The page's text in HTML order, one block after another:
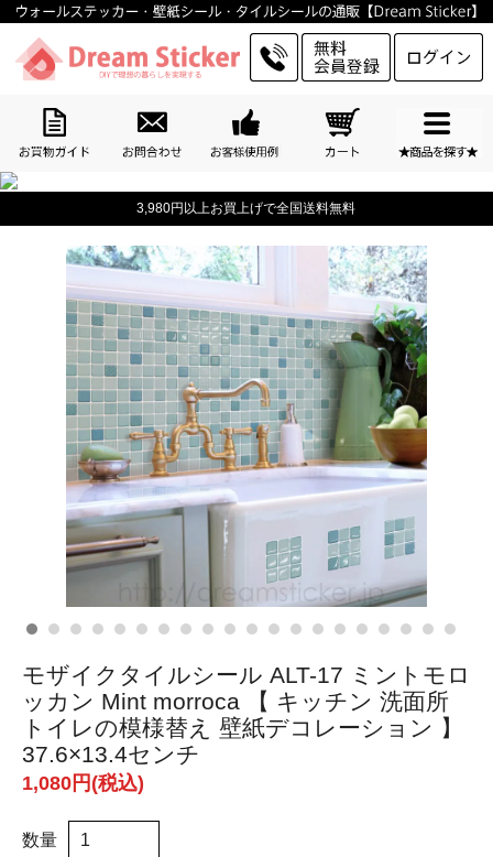
3,980円以上お買上げで全国送料無料
モザイクタイルシール ALT-17 ミントモロ
ッカン Mint morroca 【 キッチン 洗面所
トイレの模様替え 壁紙デコレーション 】
37.6×13.4センチ
1,080円(税込)
数量